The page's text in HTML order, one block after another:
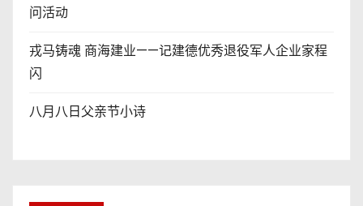
问活动
戎马铸魂 商海建业——记建德优秀退役军人企业家程
闪
八月八日父亲节小诗